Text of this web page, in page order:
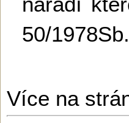
50/1978Sb.
Více na